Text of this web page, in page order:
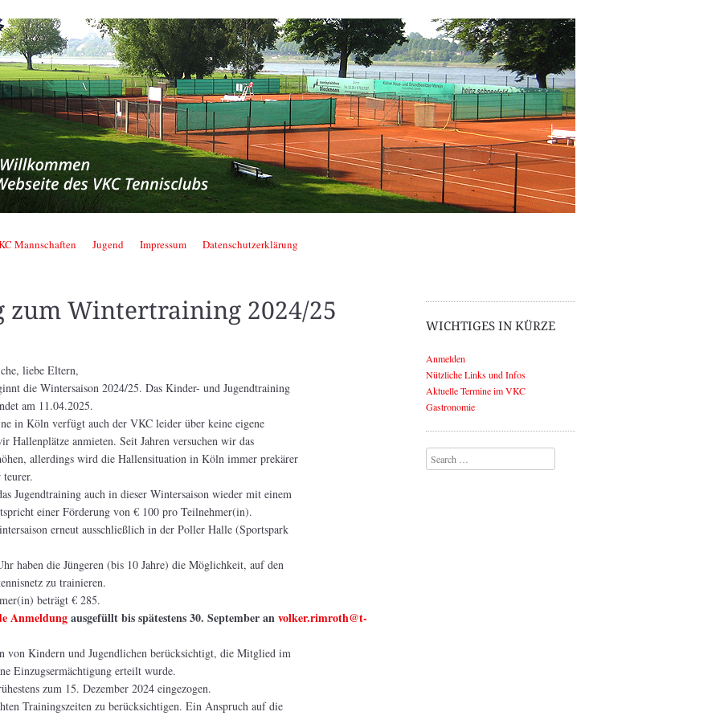
Mannschaften Jugend Impressum Datenschutzerklärung
zum Wintertraining 2024/25
liebe Eltern,
die Wintersaison 2024/25. Das Kinder- und Jugendtraining
am 11.04.2025.
in Köln verfügt auch der VKC leider über keine eigene
Hallenplätze anmieten. Seit Jahren versuchen wir das
allerdings wird die Hallensituation in Köln immer prekärer
Jugendtraining auch in dieser Wintersaison wieder mit einem
einer Förderung von € 100 pro Teilnehmer(in).
erneut ausschließlich in der Poller Halle (Sportspark
haben die Jüngeren (bis 10 Jahre) die Möglichkeit, auf den
zu trainieren.
beträgt € 285.
Anmeldungausgefüllt bis spätestens 30. September anvolker.rimroth@t-
von Kindern und Jugendlichen berücksichtigt, die Mitglied im
Einzugsermächtigung erteilt wurde.
zum 15. Dezember 2024 eingezogen.
Trainingszeiten zu berücksichtigen. Ein Anspruch auf die
WICHTIGES IN KÜRZE
Anmelden
Nützliche Links und Infos
Aktuelle Termine im VKC
Gastronomie
Search